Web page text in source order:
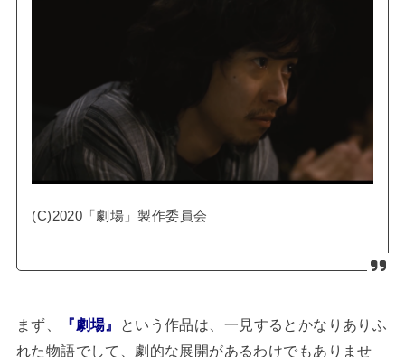
(C)2020「劇場」製作委員会
まず、 『劇場』
という作品は、一見するとかなりありふ
れた物語でして、劇的な展開があるわけでもありませ